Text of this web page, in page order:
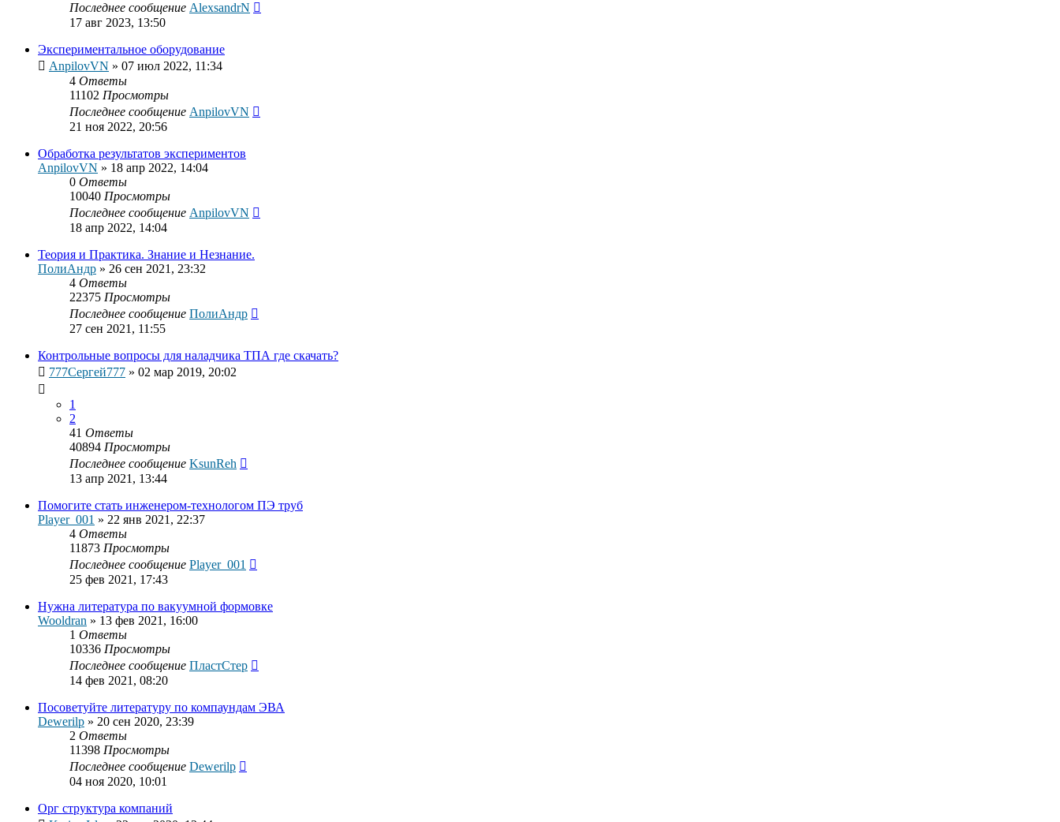
Последнее сообщение AlexsandrN
17 авг 2023, 13:50
Экспериментальное оборудование
AnpilovVN » 07 июл 2022, 11:34
4 Ответы
11102 Просмотры
Последнее сообщение AnpilovVN
21 ноя 2022, 20:56
Обработка результатов экспериментов
AnpilovVN » 18 апр 2022, 14:04
0 Ответы
10040 Просмотры
Последнее сообщение AnpilovVN
18 апр 2022, 14:04
Теория и Практика. Знание и Незнание.
ПолиАндр » 26 сен 2021, 23:32
4 Ответы
22375 Просмотры
Последнее сообщение ПолиАндр
27 сен 2021, 11:55
Контрольные вопросы для наладчика ТПА где скачать?
777Сергей777 » 02 мар 2019, 20:02
1
2
41 Ответы
40894 Просмотры
Последнее сообщение KsunReh
13 апр 2021, 13:44
Помогите стать инженером-технологом ПЭ труб
Player_001 » 22 янв 2021, 22:37
4 Ответы
11873 Просмотры
Последнее сообщение Player_001
25 фев 2021, 17:43
Нужна литература по вакуумной формовке
Wooldran » 13 фев 2021, 16:00
1 Ответы
10336 Просмотры
Последнее сообщение ПластСтер
14 фев 2021, 08:20
Посоветуйте литературу по компаундам ЭВА
Dewerilp » 20 сен 2020, 23:39
2 Ответы
11398 Просмотры
Последнее сообщение Dewerilp
04 ноя 2020, 10:01
Орг структура компаний